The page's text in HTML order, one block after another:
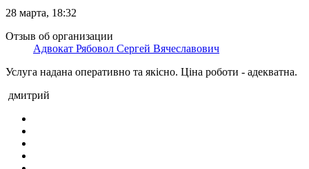
28 марта, 18:32
Отзыв об организации
Адвокат Рябовол Сергей Вячеславович
Услуга надана оперативно та якісно. Ціна роботи - адекватна.
дмитрий